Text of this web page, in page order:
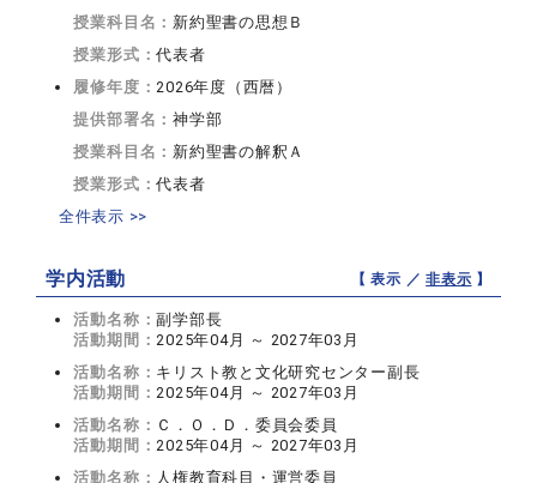
授業科目名： 新約聖書の思想Ｂ
授業形式：代表者
履修年度： 2026年度（西暦）
提供部署名：神学部
授業科目名： 新約聖書の解釈Ａ
授業形式：代表者
全件表示 >>
学内活動 【 表示 ／非表示 】
活動名称：副学部長
活動期間： 2025年04月 ～ 2027年03月
活動名称： キリスト教と文化研究センター副長
活動期間： 2025年04月 ～ 2027年03月
活動名称： Ｃ．Ｏ．Ｄ．委員会委員
活動期間： 2025年04月 ～ 2027年03月
活動名称： 人権教育科目・運営委員